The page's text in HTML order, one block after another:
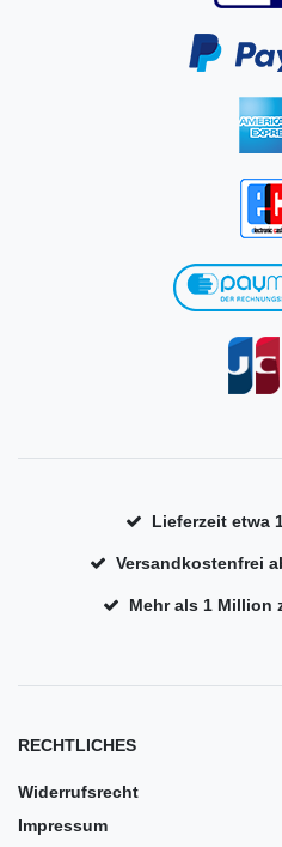
Lieferzeit etwa
Versandkostenfrei
Mehr als 1 Million
RECHTLICHES
Widerrufsrecht
Impressum